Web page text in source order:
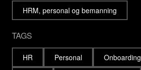
HRM, personal og bemanning
TAGS
HR Personal Onboarding